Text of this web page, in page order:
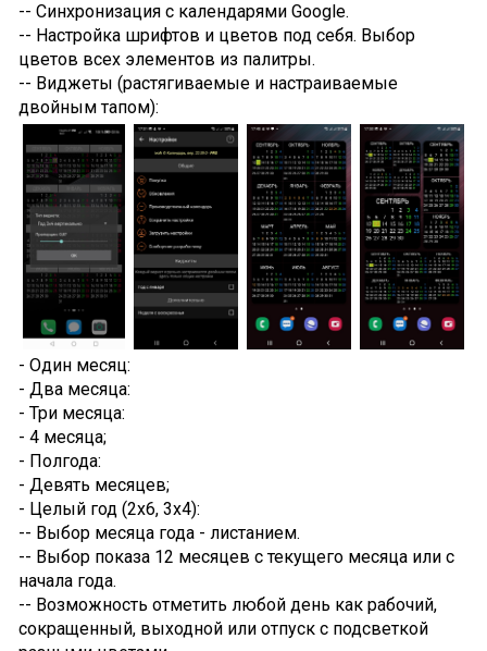
-- Синхронизация с календарями Google.
-- Настройка шрифтов и цветов под себя. Выбор
цветов всех элементов из палитры.
-- Виджеты (растягиваемые и настраиваемые
двойным тапом):
- Один месяц:
- Два месяца:
- Три месяца:
- 4 месяца;
- Полгода:
- Девять месяцев;
- Целый год (2x6, 3x4):
-- Выбор месяца года - листанием.
-- Выбор показа 12 месяцев с текущего месяца или с
начала года.
-- Возможность отметить любой день как рабочий,
сокращенный, выходной или отпуск с подсветкой